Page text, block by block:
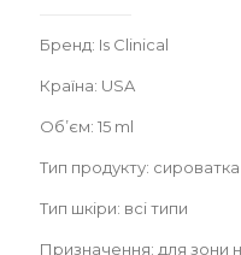
Бренд: Is Clinical
Країна: USA
Об’єм: 15 ml
Тип продукту: сироватка
Тип шкіри: всі типи
Призначення: для зони